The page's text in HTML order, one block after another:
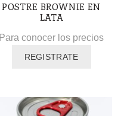
POSTRE BROWNIE EN
LATA
Para conocer los precios
REGISTRATE